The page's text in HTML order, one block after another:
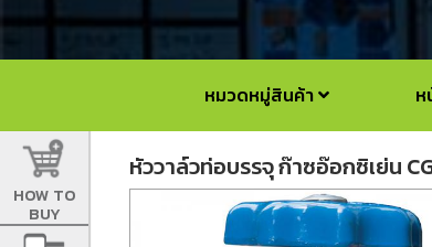
หมวดหมู่สินค้า ห
HOW TO
BUY
หัววาล์วท่อบรรจุ ก๊าซอ๊อกซิเย่น